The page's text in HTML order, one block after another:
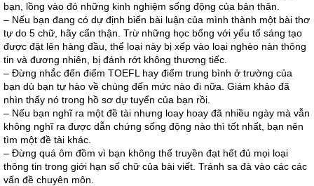
bạn, lồng vào đó những kinh nghiệm sống động của bản thân.
– Nếu bạn đang có dự định biến bài luận của mình thành một bài thơ
tự do 5 chữ, hãy cẩn thận. Trừ những học bổng với yếu tố sáng tạo
được đặt lên hàng đầu, thể loại này bị xếp vào loại nghèo nàn thông
tin và đương nhiên, bị đánh rớt không thương tiếc.
– Đừng nhắc đến điểm TOEFL hay điểm trung bình ở trường của
bạn dù bạn tự hào về chúng đến mức nào đi nữa. Giám khảo đã
nhìn thấy nó trong hồ sơ dự tuyển của bạn rồi.
– Nếu bạn nghĩ ra một đề tài nhưng loay hoay đã nhiều ngày mà vẫn
không nghĩ ra được dẫn chứng sống động nào thì tốt nhất, bạn nên
tìm một đề tài khác.
– Đừng quá ôm đồm vì bạn không thể truyền đạt hết đủ mọi loại
thông tin trong giới hạn số chữ của bài viết. Tránh sa đà vào các các
vấn đề chuyên môn.